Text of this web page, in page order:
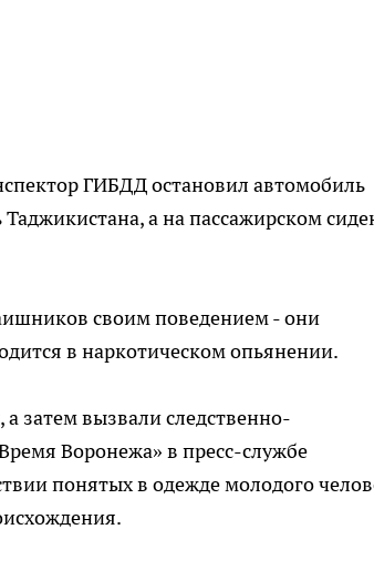
ГИБДД остановил автомобиль
а на пассажирском
своим поведением - они
в наркотическом опьянении.
затем вызвали следственно-
Воронежа» в пресс-службе
понятых в одежде молодого